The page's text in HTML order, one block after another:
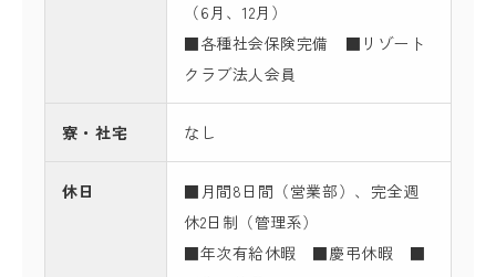
（6月、12月）
■各種社会保険完備 ■リゾート
クラブ法人会員
寮・社宅 なし
休日
■月間8日間（営業部）、完全週
休2日制（管理系）
■年次有給休暇 ■慶弔休暇 ■